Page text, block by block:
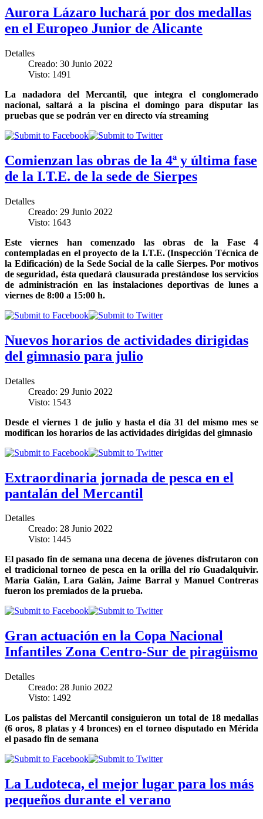
Aurora Lázaro luchará por dos medallas
en el Europeo Junior de Alicante
Detalles
Creado: 30 Junio 2022
Visto: 1491
La nadadora del Mercantil, que integra el conglomerado
nacional, saltará a la piscina el domingo para disputar las
pruebas que se podrán ver en directo vía streaming
Comienzan las obras de la 4ª y última fase
de la I.T.E. de la sede de Sierpes
Detalles
Creado: 29 Junio 2022
Visto: 1643
Este viernes han comenzado las obras de la Fase 4
contempladas en el proyecto de la I.T.E. (Inspección Técnica de
la Edificación) de la Sede Social de la calle Sierpes. Por motivos
de seguridad, ésta quedará clausurada prestándose los servicios
de administración en las instalaciones deportivas de lunes a
viernes de 8:00 a 15:00 h.
Nuevos horarios de actividades dirigidas
del gimnasio para julio
Detalles
Creado: 29 Junio 2022
Visto: 1543
Desde el viernes 1 de julio y hasta el día 31 del mismo mes se
modifican los horarios de las actividades dirigidas del gimnasio
Extraordinaria jornada de pesca en el
pantalán del Mercantil
Detalles
Creado: 28 Junio 2022
Visto: 1445
El pasado fin de semana una decena de jóvenes disfrutaron con
el tradicional torneo de pesca en la orilla del río Guadalquivir.
María Galán, Lara Galán, Jaime Barral y Manuel Contreras
fueron los premiados de la prueba.
Gran actuación en la Copa Nacional
Infantiles Zona Centro-Sur de piragüismo
Detalles
Creado: 28 Junio 2022
Visto: 1492
Los palistas del Mercantil consiguieron un total de 18 medallas
(6 oros, 8 platas y 4 bronces) en el torneo disputado en Mérida
el pasado fin de semana
La Ludoteca, el mejor lugar para los más
pequeños durante el verano